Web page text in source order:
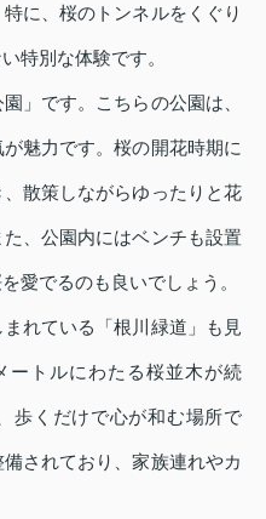
に、桜のトンネルをくぐり
特別な体験です。
」です。こちらの公園は、
魅力です。桜の開花時期に
散策しながらゆったりと花
、公園内にはベンチも設置
愛でるのも良いでしょう。
れている「根川緑道」も見
ートルにわたる桜並木が続
歩くだけで心が和む場所で
されており、家族連れやカ